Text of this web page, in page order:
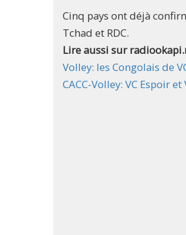
Cinq pays ont déjà
Tchad et RDC.
Lire aussi sur
Volley: les Congolais de
CACC-Volley: VC Espoir